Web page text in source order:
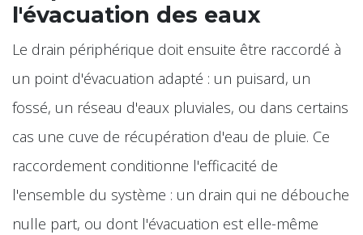
l'évacuation des eaux
Le drain périphérique doit ensuite être raccordé à
un point d'évacuation adapté : un puisard, un
fossé, un réseau d'eaux pluviales, ou dans certains
cas une cuve de récupération d'eau de pluie. Ce
raccordement conditionne l'efficacité de
l'ensemble du système : un drain qui ne débouche
nulle part, ou dont l'évacuation est elle-même